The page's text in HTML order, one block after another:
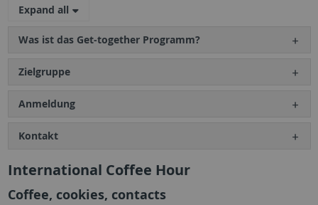
Expand all
Was ist das Get-together Programm?
Zielgruppe
Anmeldung
Kontakt
International Coffee Hour
Coffee, cookies, contacts